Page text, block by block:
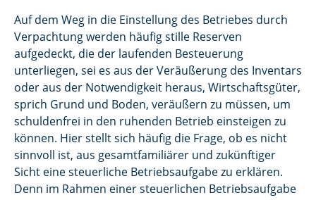
Auf dem Weg in die Einstellung des Betriebes durch
Verpachtung werden häufig stille Reserven
aufgedeckt, die der laufenden Besteuerung
unterliegen, sei es aus der Veräußerung des Inventars
oder aus der Notwendigkeit heraus, Wirtschaftsgüter,
sprich Grund und Boden, veräußern zu müssen, um
schuldenfrei in den ruhenden Betrieb einsteigen zu
können. Hier stellt sich häufig die Frage, ob es nicht
sinnvoll ist, aus gesamtfamiliärer und zukünftiger
Sicht eine steuerliche Betriebsaufgabe zu erklären.
Denn im Rahmen einer steuerlichen Betriebsaufgabe